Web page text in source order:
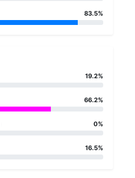
83.5%
19.2%
66.2%
0%
16.5%